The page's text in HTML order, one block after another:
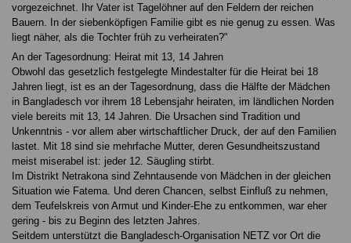
vorgezeichnet. Ihr Vater ist Tagelöhner auf den Feldern der reichen
Bauern. In der siebenköpfigen Familie gibt es nie genug zu essen. Was
liegt näher, als die Tochter früh zu verheiraten?"
An der Tagesordnung: Heirat mit 13, 14 Jahren
Obwohl das gesetzlich festgelegte Mindestalter für die Heirat bei 18
Jahren liegt, ist es an der Tagesordnung, dass die Hälfte der Mädchen
in Bangladesch vor ihrem 18 Lebensjahr heiraten, im ländlichen Norden
viele bereits mit 13, 14 Jahren. Die Ursachen sind Tradition und
Unkenntnis - vor allem aber wirtschaftlicher Druck, der auf den Familien
lastet. Mit 18 sind sie mehrfache Mutter, deren Gesundheitszustand
meist miserabel ist: jeder 12. Säugling stirbt.
Im Distrikt Netrakona sind Zehntausende von Mädchen in der gleichen
Situation wie Fatema. Und deren Chancen, selbst Einfluß zu nehmen,
dem Teufelskreis von Armut und Kinder-Ehe zu entkommen, war eher
gering - bis zu Beginn des letzten Jahres.
Seitdem unterstützt die Bangladesch-Organisation NETZ vor Ort die